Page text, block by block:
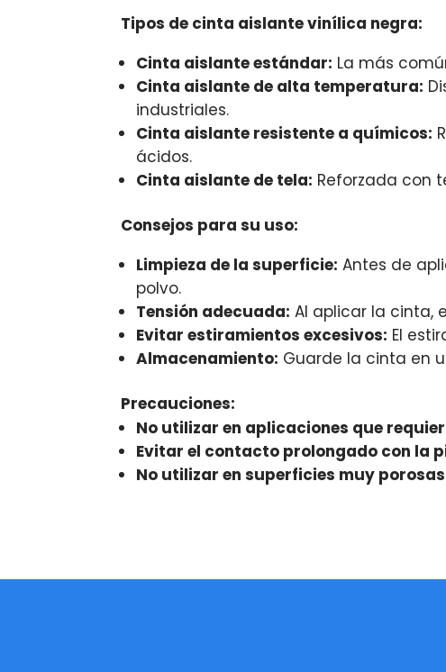
Tipos de cinta aislante vinílica negra:
Cinta aislante estándar: La más
Cinta aislante de alta temperatura:
industriales.
Cinta aislante resistente a químicos:
ácidos.
Cinta aislante de tela: Reforzada con
Consejos para su uso:
Limpieza de la superficie: Antes de
polvo.
Tensión adecuada: Al aplicar la cinta,
Evitar estiramientos excesivos: El
Almacenamiento: Guarde la cinta en
Precauciones:
No utilizar en aplicaciones que
Evitar el contacto prolongado con la
No utilizar en superficies muy